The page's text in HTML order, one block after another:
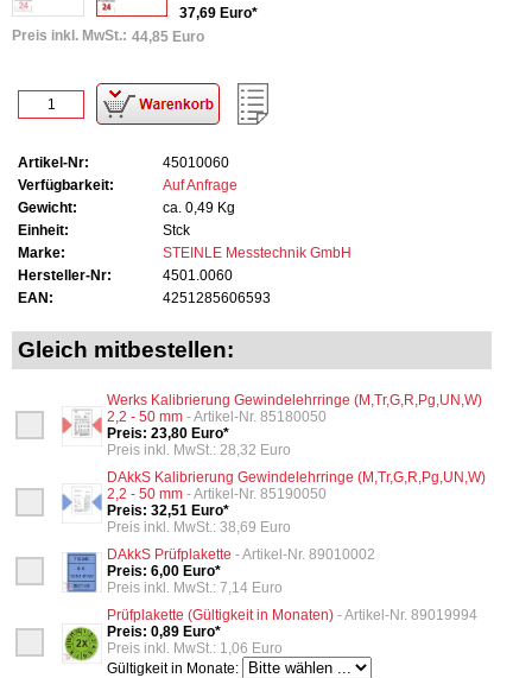
37,69 Euro*
Preis inkl. MwSt.: 44,85 Euro
Artikel-Nr:
45010060
Verfügbarkeit:
Auf Anfrage
Gewicht:
ca. 0,49 Kg
Einheit:
Stck
Marke:
STEINLE Messtechnik GmbH
Hersteller-Nr:
4501.0060
EAN:
4251285606593
Gleich mitbestellen:
Werks Kalibrierung Gewindelehrringe (M,Tr,G,R,Pg,UN,W)
2,2 - 50 mm - Artikel-Nr. 85180050
Preis: 23,80 Euro*
Preis inkl. MwSt.: 28,32 Euro
DAkkS Kalibrierung Gewindelehrringe (M,Tr,G,R,Pg,UN,W)
2,2 - 50 mm - Artikel-Nr. 85190050
Preis: 32,51 Euro*
Preis inkl. MwSt.: 38,69 Euro
DAkkS Prüfplakette - Artikel-Nr. 89010002
Preis: 6,00 Euro*
Preis inkl. MwSt.: 7,14 Euro
Prüfplakette (Gültigkeit in Monaten) - Artikel-Nr. 89019994
Preis: 0,89 Euro*
Preis inkl. MwSt.: 1,06 Euro
Gültigkeit in Monate: